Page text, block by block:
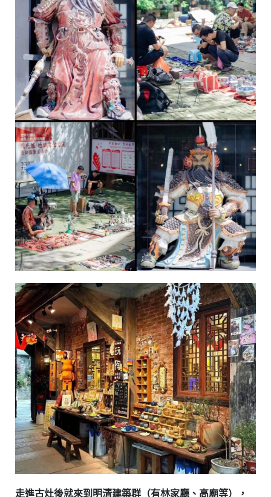
走進古灶後就來到明清建築群（有林家廳、高廟等），